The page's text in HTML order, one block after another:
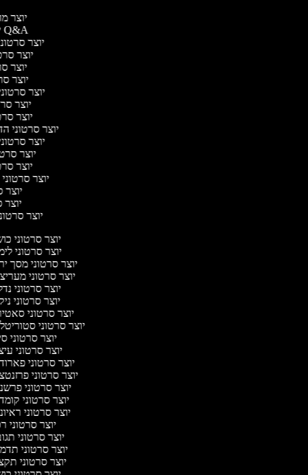
יוצר
יוצר סרטוני Q&A
יוצר
יוצר
יוצר
יוצר
יוצר
יוצר
יוצר
יוצר סרטוני
יוצר
יוצר
יוצר
יוצר
יוצר
יוצר
יוצר
יוצר סרטוני
יוצר סרטוני
יוצר סרטוני מסך
יוצר סרטוני
יוצר סרטוני
יוצר סרטוני
יוצר סרטוני
יוצר סרטוני
יוצר סרטוני
יוצר סרטוני
יוצר סרטוני
יוצר סרטוני
יוצר סרטוני
יוצר סרטוני
יוצר סרטוני
יוצר סרטוני
יוצר סרטוני
יוצר סרטוני
יוצר סרטוני